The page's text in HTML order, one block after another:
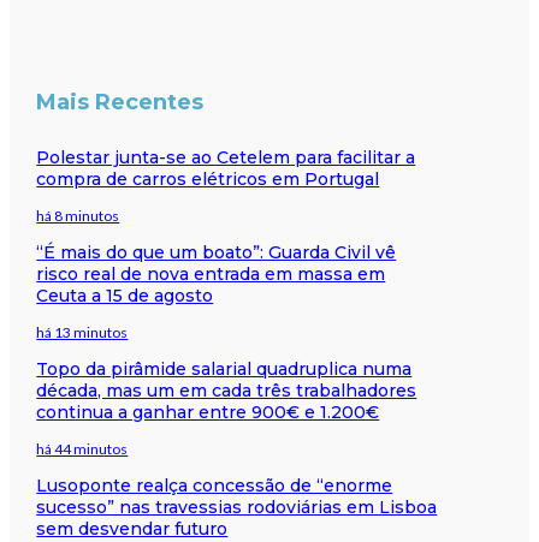
Mais Recentes
Polestar junta-se ao Cetelem para facilitar a
compra de carros elétricos em Portugal
há 8 minutos
“É mais do que um boato”: Guarda Civil vê
risco real de nova entrada em massa em
Ceuta a 15 de agosto
há 13 minutos
Topo da pirâmide salarial quadruplica numa
década, mas um em cada três trabalhadores
continua a ganhar entre 900€ e 1.200€
há 44 minutos
Lusoponte realça concessão de “enorme
sucesso” nas travessias rodoviárias em Lisboa
sem desvendar futuro